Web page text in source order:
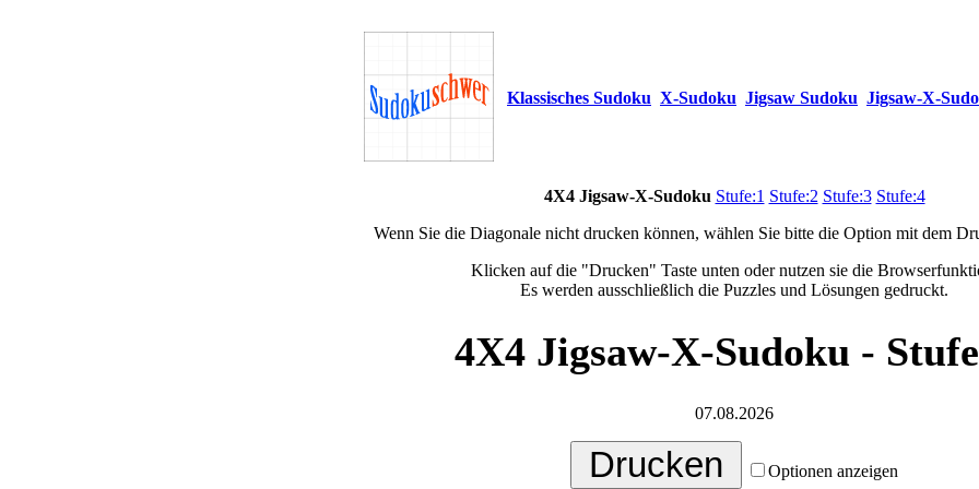
Klassisches Sudoku X-Sudoku Jigsaw Sudoku Jigsaw-X-
4X4 Jigsaw-X-Sudoku Stufe:1 Stufe:2 Stufe:3 Stufe:4
Wenn Sie die Diagonale nicht drucken können, wählen Sie bitte die Option mit dem
Klicken auf die "Drucken" Taste unten oder nutzen sie die
Es werden ausschließlich die Puzzles und Lösungen gedruckt.
4X4 Jigsaw-X-Sudoku -
07.08.2026
Optionen anzeigen